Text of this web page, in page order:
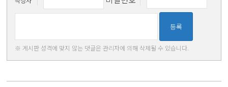
등록
※ 게시판 성격에 맞지 않는 댓글은 관리자에 의해 삭제될 수 있습니다.